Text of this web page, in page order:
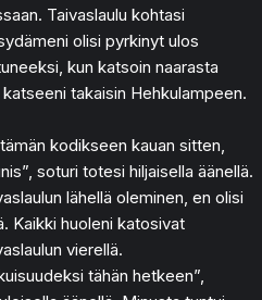
Taivaslaulu kohtasi
olisi pyrkinyt ulos
kun katsoin naarasta
takaisin Hehkulampeen.
kodikseen kauan sitten,
soturi totesi hiljaisella äänellä.
lähellä oleminen, en olisi
Kaikki huoleni katosivat
vierellä.
tähän hetkeen”,